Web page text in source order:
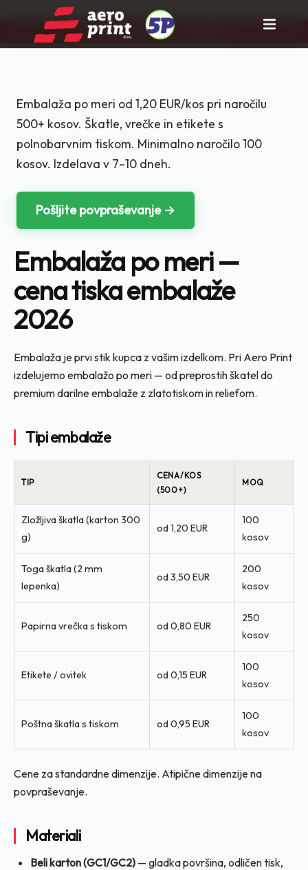
Pravi partner za tisk in rast posla!
Skip
Embalaža po meri od 1,20 EUR/kos pri naročilu
500+ kosov. Škatle, vrečke in etikete s
polnobarvnim tiskom. Minimalno naročilo 100
kosov. Izdelava v 7–10 dneh.
Pošljite povpraševanje →
Embalaža po meri —
cena tiska embalaže
2026
Embalaža je prvi stik kupca z vašim izdelkom. Pri Aero Print
izdelujemo embalažo po meri — od preprostih škatel do
premium darilne embalaže z zlatotiskom in reliefom.
Tipi embalaže
TIP
CENA/KOS
(500+)
MOQ
Zložljiva škatla (karton 300
g)
od 1,20 EUR
100
kosov
Toga škatla (2 mm
lepenka)
od 3,50 EUR
200
kosov
Papirna vrečka s tiskom od 0,80 EUR
250
kosov
Etikete / ovitek od 0,15 EUR
100
kosov
Poštna škatla s tiskom od 0,95 EUR
100
kosov
Cene za standardne dimenzije. Atipične dimenzije na
povpraševanje.
Materiali
Beli karton (GC1/GC2) — gladka površina, odličen tisk,